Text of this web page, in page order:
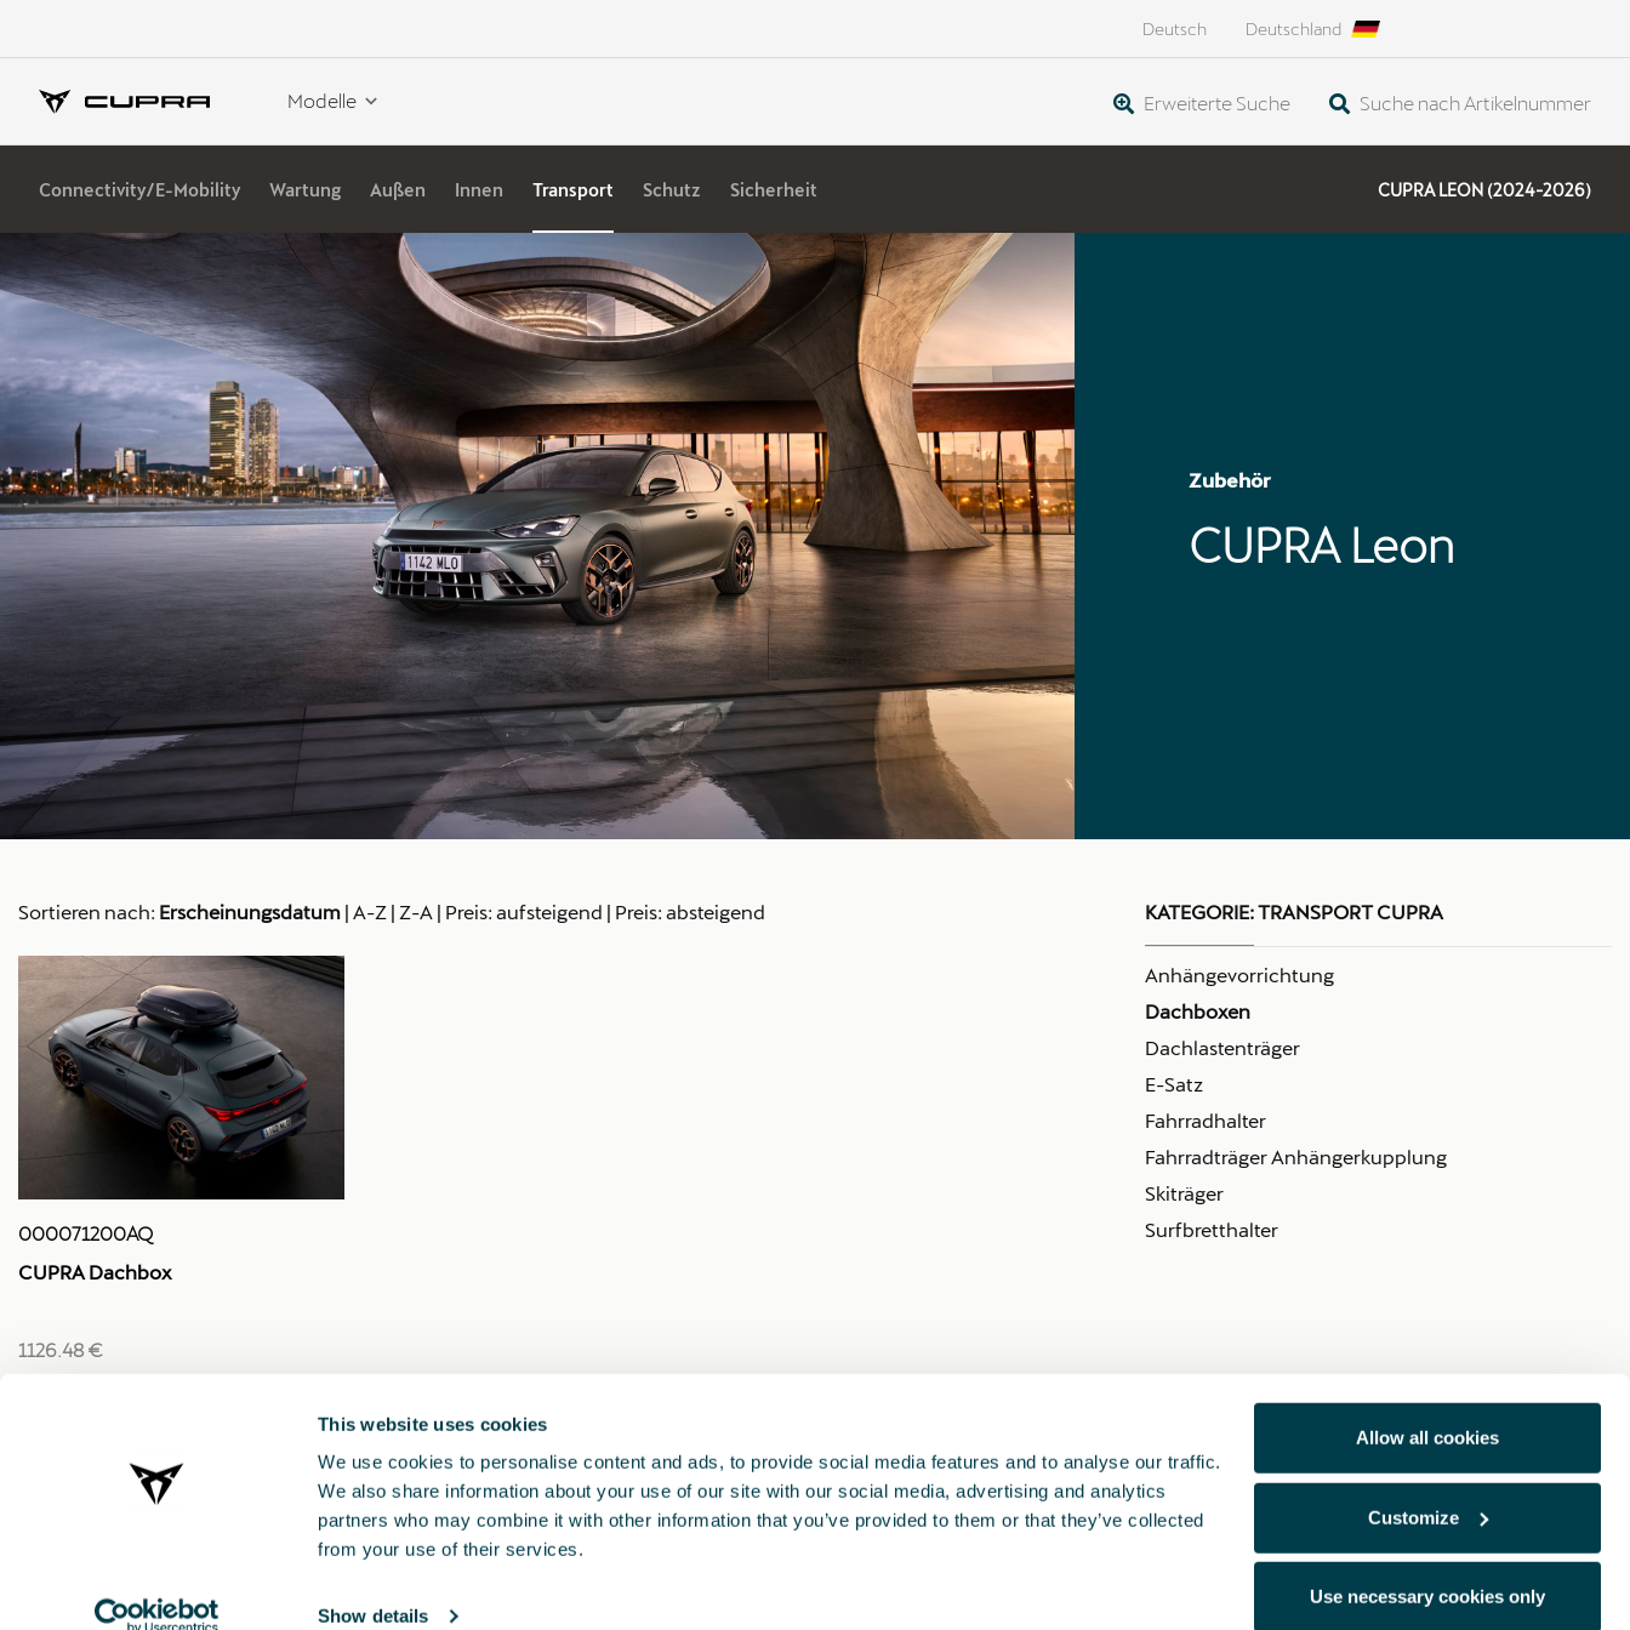
This website uses cookies
We use cookies to personalise content and ads, to provide social media features and to analyse our traffic.
We also share information about your use of our site with our social media, advertising and analytics
partners who may combine it with other information that you’ve provided to them or that they’ve collected
from your use of their services.
Show details
Allow all cookies
Customize
Use necessary cookies only
Deutsch Deutschland
Modelle Erweiterte Suche Suche nach Artikelnummer
Connectivity/E-Mobility Wartung Außen Innen Transport Schutz Sicherheit CUPRA LEON (2024-2026)
Zubehör
CUPRA Leon
Sortieren nach: Erscheinungsdatum | A-Z | Z-A | Preis: aufsteigend | Preis: absteigend
000071200AQ
CUPRA Dachbox
1126.48 €
KATEGORIE:TRANSPORT CUPRA
Anhängevorrichtung
Dachboxen
Dachlastenträger
E-Satz
Fahrradhalter
Fahrradträger Anhängerkupplung
Skiträger
Surfbretthalter